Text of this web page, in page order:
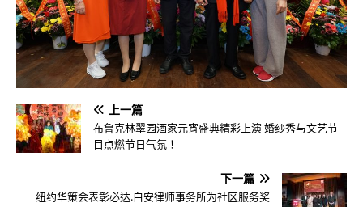
上一篇
布鲁克林翠园酒家元宵盛典精彩上演 婚纱秀与文艺节
目点燃节日气氛！
下一篇
纽约华策会表彰必达.白安律师事务所为社区服务奖